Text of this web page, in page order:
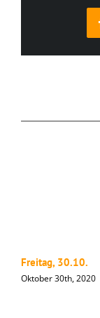
Freitag, 30.10.
Oktober 30th, 2020